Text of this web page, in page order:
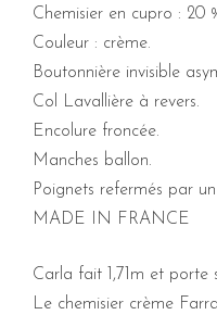
Chemisier en cupro : 20
Couleur : crème.
Boutonnière invisible
Col Lavallière à revers.
Encolure froncée.
Manches ballon.
Poignets refermés par
MADE IN FRANCE
Carla fait 1,71m et porte
Le chemisier crème